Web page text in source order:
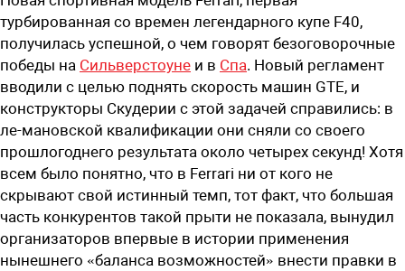
турбированная со времен легендарного купе F40,
получилась успешной, о чем говорят безоговорочные
победы на Сильверстоуне и в Спа. Новый регламент
вводили с целью поднять скорость машин GTE, и
конструкторы Скудерии с этой задачей справились: в
ле-мановской квалификации они сняли со своего
прошлогоднего результата около четырех секунд! Хотя
всем было понятно, что в Ferrari ни от кого не
скрывают свой истинный темп, тот факт, что большая
часть конкурентов такой прыти не показала, вынудил
организаторов впервые в истории применения
нынешнего «баланса возможностей» внести правки в